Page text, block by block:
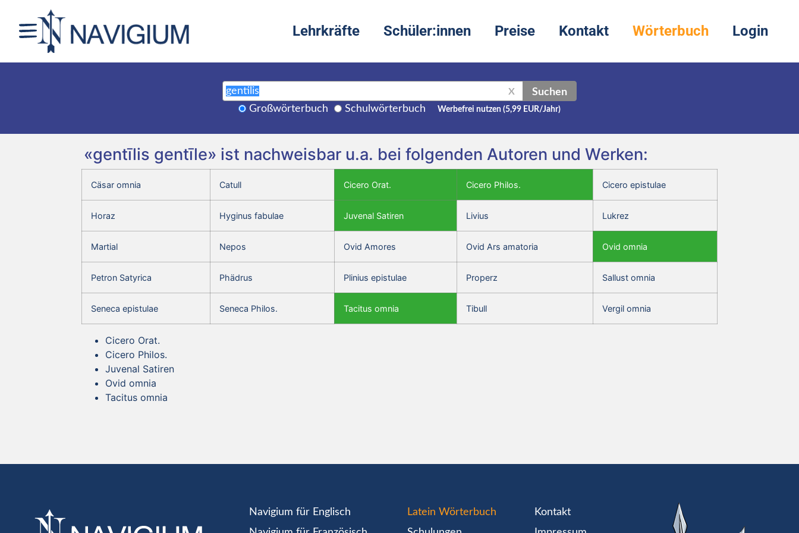
Lehrkräfte Schüler:innen Preise Kontakt Wörterbuch Login
X Suchen
Großwörterbuch Schulwörterbuch Werbefrei nutzen (5,99 EUR/Jahr)
«gentīlis gentīle» ist nachweisbar u.a. bei folgenden Autoren und Werken:
Cäsar omnia Catull Cicero Orat. Cicero Philos. Cicero epistulae
Horaz Hyginus fabulae Juvenal Satiren Livius Lukrez
Martial Nepos Ovid Amores Ovid Ars amatoria Ovid omnia
Petron Satyrica Phädrus Plinius epistulae Properz Sallust omnia
Seneca epistulae Seneca Philos. Tacitus omnia Tibull Vergil omnia
Cicero Orat.
Cicero Philos.
Juvenal Satiren
Ovid omnia
Tacitus omnia
Navigium für Englisch
Latein Wörterbuch
Kontakt